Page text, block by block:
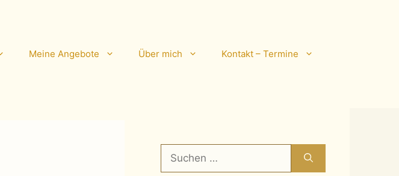
Meine Angebote Über mich Kontakt – Termine
Suchen
nach: